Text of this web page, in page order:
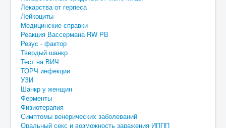
Лекарства от герпеса
Лейкоциты
Медицинские справки
Реакция Вассермана RW РВ
Резус - фактор
Твердый шанкр
Тест на ВИЧ
ТОРЧ инфекции
УЗИ
Шанкр у женщин
Ферменты
Физиотерапия
Симптомы венерических заболеваний
Оральный секс и возможность заражения ИППП